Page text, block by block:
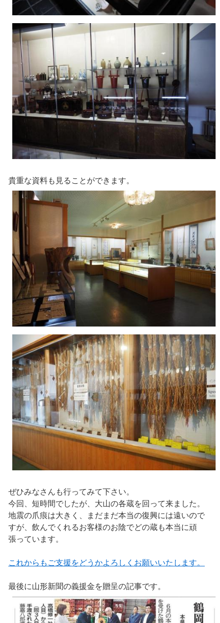
貴重な資料も見ることができます。
ぜひみなさんも行ってみて下さい。
今回、短時間でしたが、大山の各蔵を回って来ました。
地震の爪痕は大きく、まだまだ本当の復興には遠いので
すが、飲んでくれるお客様のお陰でどの蔵も本当に頑
張っています。
これからもご支援をどうかよろしくお願いいたします。
最後に山形新聞の義援金を贈呈の記事です。